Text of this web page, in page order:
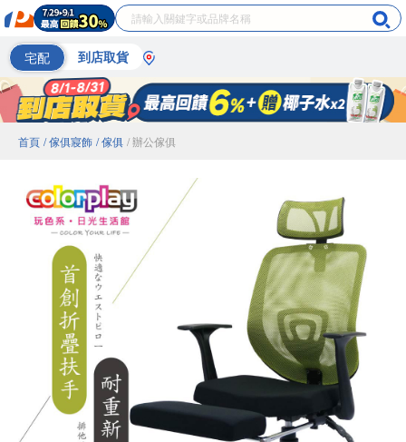
宅配 到店取貨
首頁 / 傢俱寢飾 / 傢俱 / 辦公傢俱